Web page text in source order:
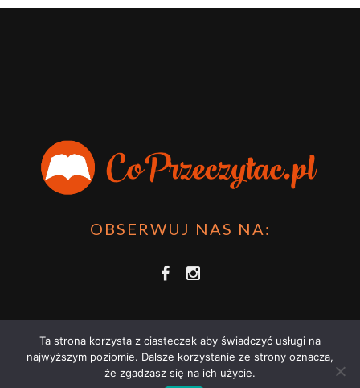
OBSERWUJ NAS NA:
COPRZECZYTAĆ.PL 2021 | STRONA WYKORZYSTUJE PLIKI COOKIES |
Ta strona korzysta z ciasteczek aby świadczyć usługi na
najwyższym poziomie. Dalsze korzystanie ze strony oznacza,
że zgadzasz się na ich użycie.